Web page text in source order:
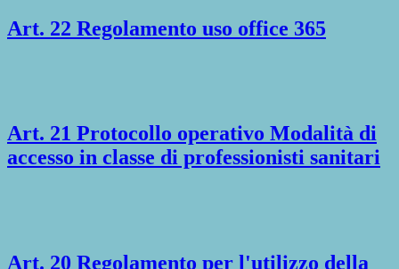
Art. 22 Regolamento uso office 365
Art. 21 Protocollo operativo Modalità di
accesso in classe di professionisti sanitari
Art. 20 Regolamento per l'utilizzo della